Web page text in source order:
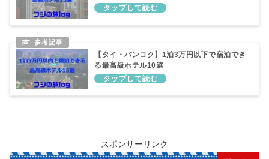
【タイ・バンコク】1泊3万円以下で宿泊でき
る最高級ホテル10選
スポンサーリンク